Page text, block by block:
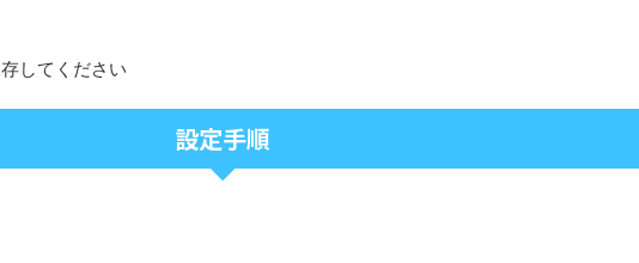
してください
設定手順